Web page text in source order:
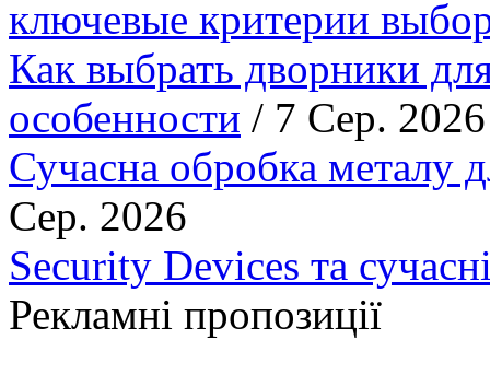
ключевые критерии
Как выбрать дворники
особенности / 7 Сер. 2026
Сучасна обробка металу
Сер. 2026
Security Devices та
Рекламні пропозиції